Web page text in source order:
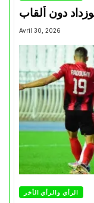
دون ألقاب
Avril 30, 2026
الرأي والرأي الأخر